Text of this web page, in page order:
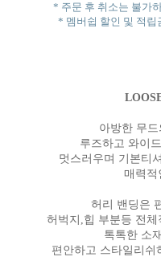
* 주문 후 취소는 불가
* 멤버쉽 할인 및 적립
아방한 무
루즈하고 와이
멋스러우며 기본티
매력적
허리 밴딩은
허벅지,힙 부분등 전
톡톡한 소
편안하고 스타일리쉬